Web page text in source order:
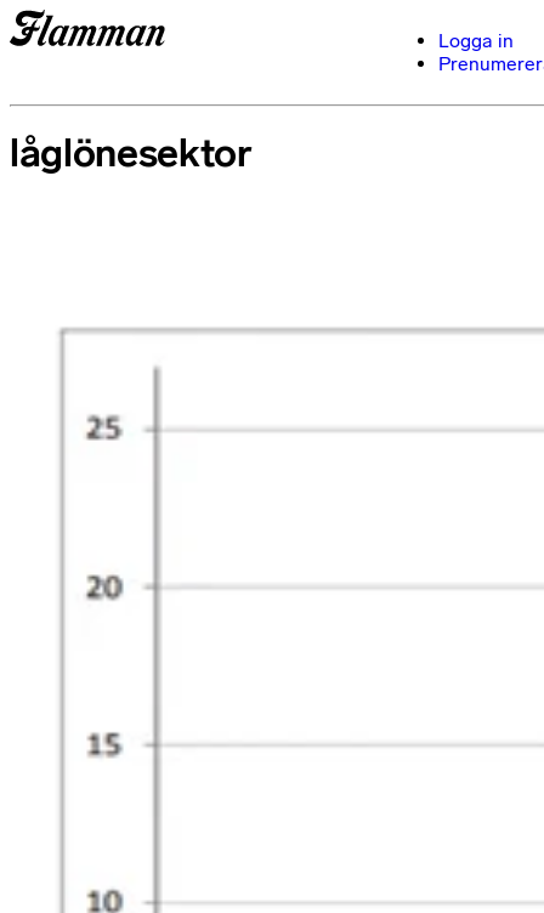
Logga in
låglönesektor